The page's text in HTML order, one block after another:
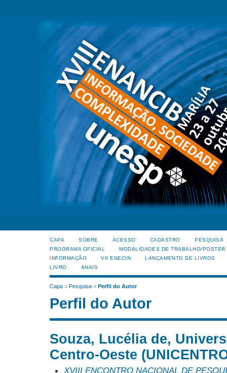
CAPA SOBRE ACESSO CADASTRO
PESQUISA
PROGRAMA OFICIAL
MODALIDADES DE TRABALHO/POSTER
INFORMAÇÃO
VII ENECIN
LANÇAMENTO DE LIVROS
LIVRO
ANAIS
Capa > Pesquisa > Perfil do Autor
Perfil do Autor
Souza, Lucélia de,
Centro-Oeste
XVIII ENCONTRO NACIONAL DE